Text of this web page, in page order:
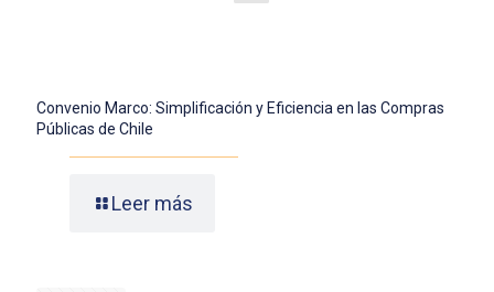
Convenio Marco: Simplificación y Eficiencia en las Compras
Públicas de Chile
Leer más